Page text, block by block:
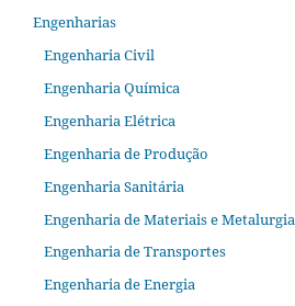
Engenharias
Engenharia Civil
Engenharia Química
Engenharia Elétrica
Engenharia de Produção
Engenharia Sanitária
Engenharia de Materiais e Metalurgia
Engenharia de Transportes
Engenharia de Energia